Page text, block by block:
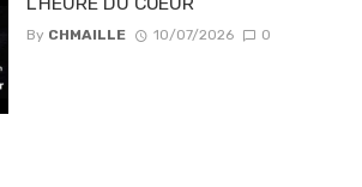
By CHMAILLE 10/07/2026 0